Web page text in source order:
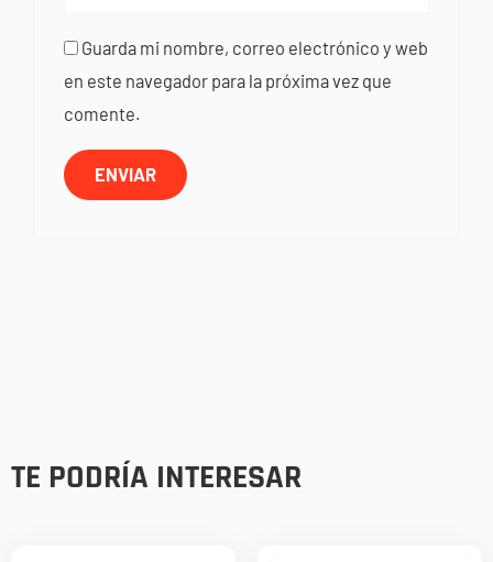
Guarda mi nombre, correo electrónico y web
en este navegador para la próxima vez que
comente.
TE PODRÍA INTERESAR